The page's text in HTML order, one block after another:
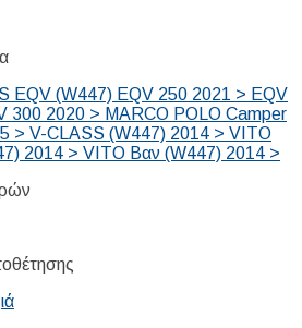
EQV (W447) EQV 250 2021 > EQV
300 2020 > MARCO POLO Camper
> V-CLASS (W447) 2014 > VITO
2014 > VITO Βαν (W447) 2014 >